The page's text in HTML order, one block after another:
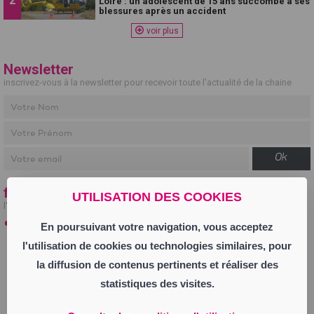
UTILISATION DES COOKIES
En poursuivant votre navigation, vous acceptez
l'utilisation de cookies ou technologies similaires, pour
la diffusion de contenus pertinents et réaliser des
statistiques des visites.
blessures après un accident
voir plus
Newsletter
inscrivez-vous à la newsletter pour recevoir toute l'actualité de la chaine
Ok
fil info
l'actualité en temps réel
27 juillet
Thomas Gaubert, président du Pôle Formation CFAI-AFPI
Loire-Drôme-Ardèche
Thomas Gaubert a été élu à la présidence du Pôle Formation
CFAI-AFPI Loire-Drôme-Ardèche à la fin du mois de juin 2026. Il
succède à André Bonnavion qui a exercé cette fonction